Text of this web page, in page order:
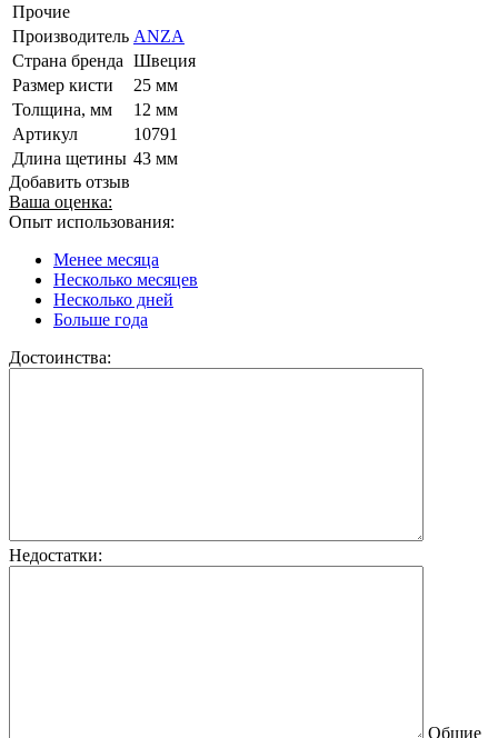
Прочие
Производитель ANZA
Страна бренда Швеция
Размер кисти
25 мм
Толщина, мм
12 мм
Артикул
10791
Длина щетины 43 мм
Добавить отзыв
Ваша оценка:
Опыт использования:
Менее месяца
Несколько месяцев
Несколько дней
Больше года
Достоинства:
Недостатки:
Общие